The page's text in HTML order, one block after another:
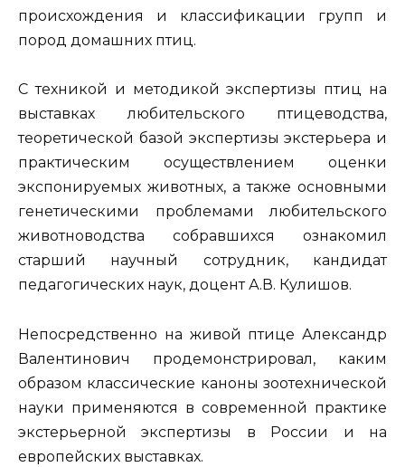
происхождения и классификации групп и
пород домашних птиц.
С техникой и методикой экспертизы птиц на
выставках любительского птицеводства,
теоретической базой экспертизы экстерьера и
практическим осуществлением оценки
экспонируемых животных, а также основными
генетическими проблемами любительского
животноводства собравшихся ознакомил
старший научный сотрудник, кандидат
педагогических наук, доцент А.В. Кулишов.
Непосредственно на живой птице Александр
Валентинович продемонстрировал, каким
образом классические каноны зоотехнической
науки применяются в современной практике
экстерьерной экспертизы в России и на
европейских выставках.